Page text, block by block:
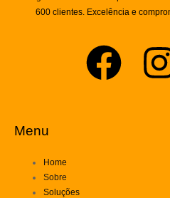
600 clientes. Excelência e
Menu
Home
Sobre
Soluções